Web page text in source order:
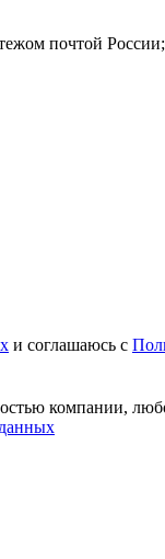
почтой
и соглашаюсь c
компании,